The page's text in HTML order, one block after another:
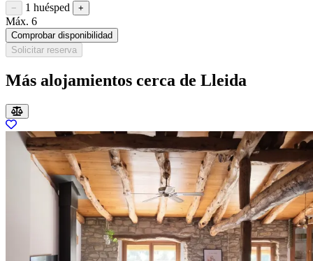
Restar huésped
− 1 huésped Sumar huésped
+
Máx. 6
Comprobar disponibilidad
Solicitar reserva
Más alojamientos cerca de Lleida